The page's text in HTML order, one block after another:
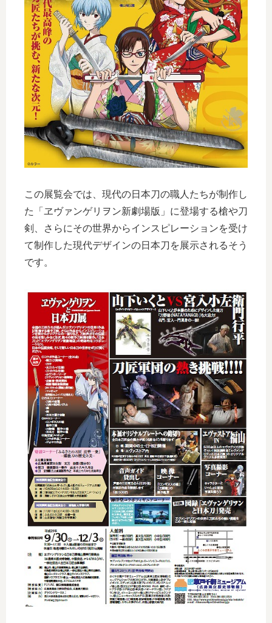
この展覧会では、現代の日本刀の職人たちが制作し
た「ヱヴァンゲリヲン新劇場版」に登場する槍や刀
剣、さらにその世界からインスピレーションを受け
て制作した現代デザインの日本刀を展示されるそう
です。